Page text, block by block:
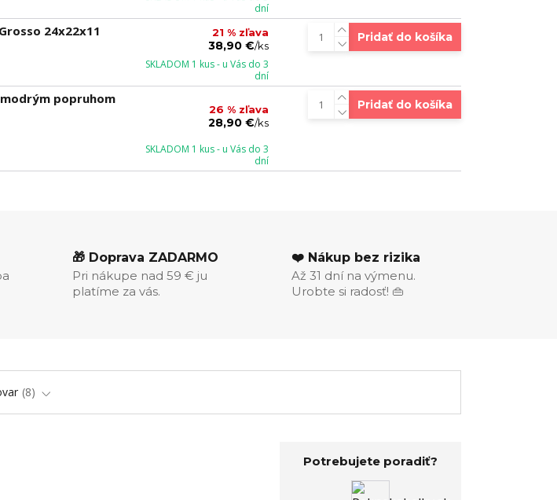
dní
24x22x11 21 % zľava
38,90 €/ks
SKLADOM 1 kus - u Vás do 3
dní
Pridať do košíka
popruhom
26 % zľava
28,90 €/ks
SKLADOM 1 kus - u Vás do 3
dní
Pridať do košíka
🎁 Doprava ZADARMO
Pri nákupe nad 59 € ju
platíme za vás.
❤️ Nákup bez rizika
Až 31 dní na výmenu.
Urobte si radosť! 👜
8
Potrebujete poradiť?